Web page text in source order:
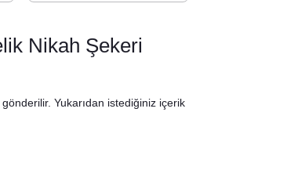
Nikah Şekeri
Yukarıdan istediğiniz içerik